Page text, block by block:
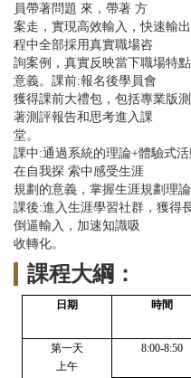
員帶著問題 來，帶著 方
案走，實現高效輸入，快速輸
程中全部採用真實職場咨
詢案例，真實反映當下職場特
意義。課前:報名後學員會
獲得課前大禮包，包括專業版
著測評報告和思考進入課
堂。
課中:通過系統的理論+體驗式
在自我探 索中感受生涯
規劃的意義，掌握生涯規劃理論
課後:進入生涯學習社群，獲得
倒逼輸入，加速知識吸
收轉化。
課程大綱：
日期 時間
第一天
上午
8:00-8:50